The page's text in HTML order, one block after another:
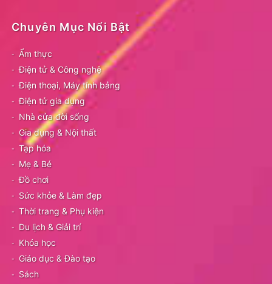
Chuyên Mục Nổi Bật
Ẩm thực
Điện tử & Công nghệ
Điện thoại, Máy tính bảng
Điện tử gia dụng
Nhà cửa đời sống
Gia dụng & Nội thất
Tạp hóa
Mẹ & Bé
Đồ chơi
Sức khỏe & Làm đẹp
Thời trang & Phụ kiện
Du lịch & Giải trí
Khóa học
Giáo dục & Đào tạo
Sách